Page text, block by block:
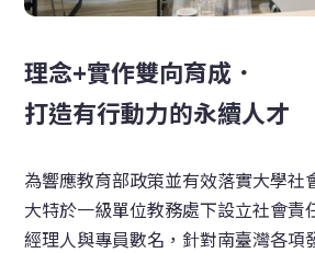
理念+實作雙向育成．
打造有行動力的永續人才
為響應教育部政策並有效落實大學社
大特於一級單位教務處下設立社會責
經理人與專員數名，針對南臺灣各項